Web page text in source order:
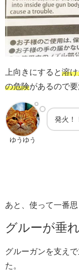
上向きにすると溶
の危険があるので要
ゆうゆう
発火！
あと、使って一番思
グルーが垂
グルーガンを支え
た。